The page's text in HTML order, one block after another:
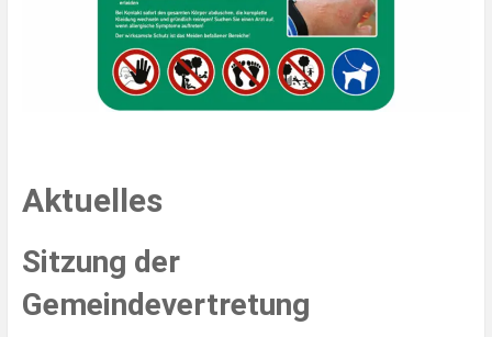
Aktuelles
Sitzung der
Gemeindevertretung